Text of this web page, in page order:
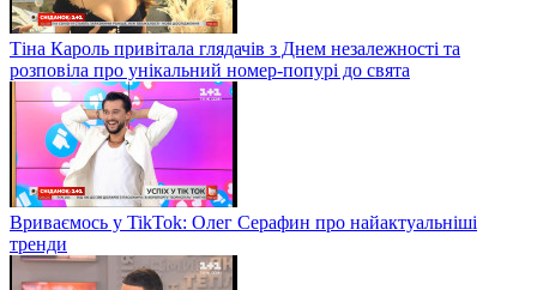
Тіна Кароль привітала глядачів з Днем незалежності та
розповіла про унікальний номер-попурі до свята
Вриваємось у TikTok: Олег Серафин про найактуальніші
тренди